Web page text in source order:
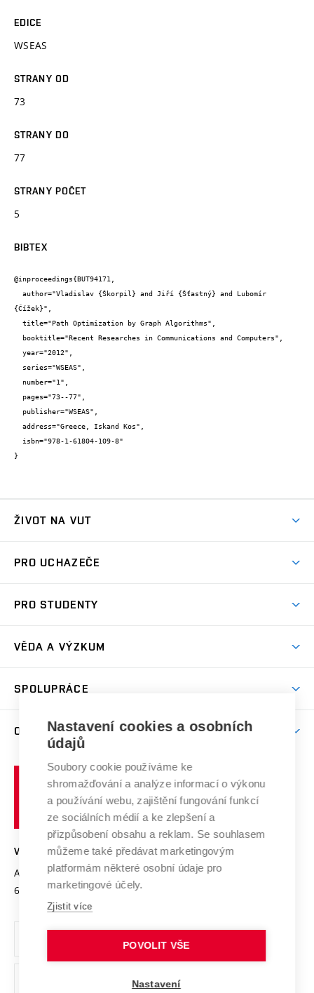
EDICE
WSEAS
STRANY OD
73
STRANY DO
77
STRANY POČET
5
BIBTEX
@inproceedings{BUT94171,
{Čížek}",
}
ŽIVOT NA VUT
Koleje
Sport na VUT
PRO UCHAZEČE
Dny otevřených dveří
Celoživotní vzdělávání
E-přihláška
PRO STUDENTY
Harmonogram akademického roku
Závěrečné práce
Doktorské studium
Zpracování osobních údajů studentů
Sociální bezpečí
Studium bez bariér
Podpora podnikání
VĚDA A VÝZKUM
Mezinárodní vědecká rada
Systém zajišťování kvality výzkumu
Výzkumné infrastruktury
Transfer znalostí
Open Science
Projekty
Projekty ze strukturálních fondů
Specifický výzkum
SPOLUPRÁCE
Firemní spolupráce
Zahraniční spolupráce
Spolupráce se školami
Mezinárodní dohody
Univerzitní sítě
O UNIVERZITĚ
Profil univerzity
Udržitelná univerzita
Podnikavá univerzita / ContriBUTe
Bezpečná univerzita
Vyznamenání
Organizační struktura
Ochrana osobních údajů
učení
technické
Brně
VYSOKÉ UČENÍ TECHNICKÉ V BRNĚ
Antonínská 548/1
602 00 Brno
www.vut.cz
vut@vutbr.cz
Nastavení cookies a osobních
údajů
Soubory cookie používáme ke
shromažďování a analýze informací o výkonu
a používání webu, zajištění fungování funkcí
ze sociálních médií a ke zlepšení a
přizpůsobení obsahu a reklam. Se souhlasem
můžeme také předávat marketingovým
platformám některé osobní údaje pro
marketingové účely.
Zjistit více
POVOLIT VŠE
Nastavení